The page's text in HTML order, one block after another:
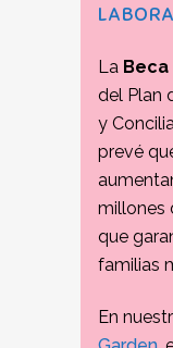
La Beca
del Plan
y
prevé
millones
que
familias
En